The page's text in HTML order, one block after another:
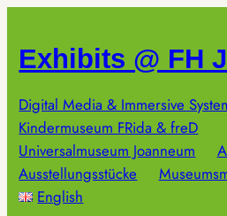
springen
Exhibits @ FH
Digital Media & Immersive
Kindermuseum FRida & freD
Universalmuseum Joanneum
Ausstellungsstücke
English